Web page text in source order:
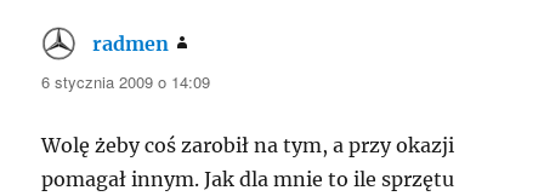
radmen
6 stycznia 2009 o 14:09
Wolę żeby coś zarobił na tym, a przy okazji
pomagał innym. Jak dla mnie to ile sprzętu